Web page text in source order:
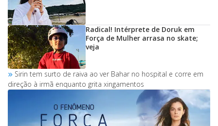
Radical! Intérprete de Doruk em
Força de Mulher arrasa no skate;
veja
Sirin tem surto de raiva ao ver Bahar no hospital e corre em
direção à irmã enquanto grita xingamentos